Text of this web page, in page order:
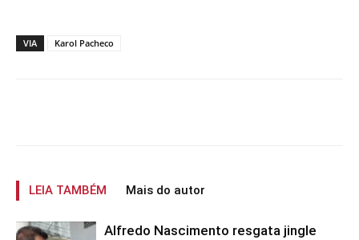
VIA Karol Pacheco
LEIA TAMBÉM Mais do autor
Alfredo Nascimento resgata jingle